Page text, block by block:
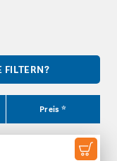
FILTERN?
Preis *
um eine VE erhöhen